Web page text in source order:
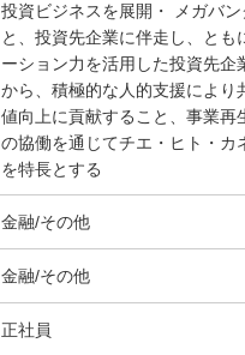
投資ビジネスを展開・ メガバ
と、投資先企業に伴走し、と
ーション力を活用した投資先
から、積極的な人的支援により
値向上に貢献すること、事業再
の協働を通じてチエ・ヒト・カ
を特長とする
金融/その他
金融/その他
正社員